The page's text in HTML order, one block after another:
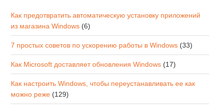
Как предотвратить автоматическую установку приложений
из магазина Windows (6)
7 простых советов по ускорению работы в Windows (33)
Как Microsoft доставляет обновления Windows (17)
Как настроить Windows, чтобы переустанавливать ее как
можно реже (129)